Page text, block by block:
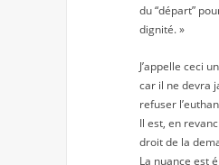
du “départ”
dignité. »
J’appelle ceci
car il ne devra
refuser
Il est, en
droit de la
La nuance est